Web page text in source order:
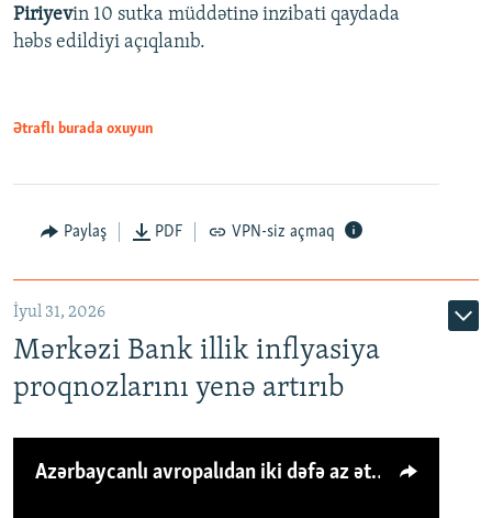
Piriyevin 10 sutka müddətinə inzibati qaydada
həbs edildiyi açıqlanıb.
Ətraflı burada oxuyun
Paylaş PDF VPN-siz açmaq
İyul 31, 2026
Mərkəzi Bank illik inflyasiya
proqnozlarını yenə artırıb
Azərbaycanlı avropalıdan iki dəfə az ət yeyir, amma... 'Qiymət artımı qaçılmazdır'